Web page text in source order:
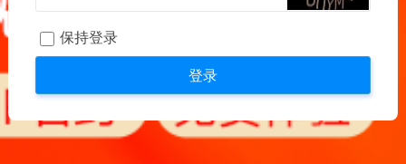
保持登录